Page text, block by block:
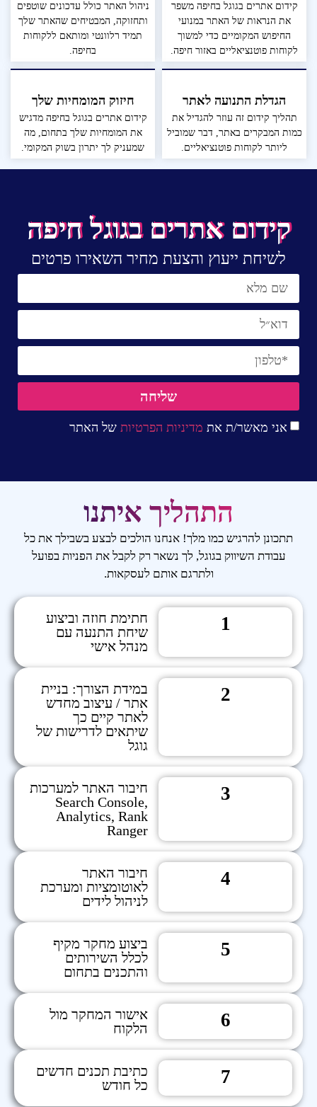
קידום אתרים בגוגל בחיפה משפר
את הנראות של האתר במנועי
החיפוש המקומיים כדי למשוך
לקוחות פוטנציאליים באזור חיפה.
ניהול האתר כולל עדכונים שוטפים
ותחזוקה, המבטיחים שהאתר שלך
תמיד רלוונטי ומותאם ללקוחות
בחיפה.
הגדלת התנועה לאתר
תהליך קידום זה עוזר להגדיל את
כמות המבקרים באתר, דבר שמוביל
ליותר לקוחות פוטנציאליים.
חיזוק המומחיות שלך
קידום אתרים בגוגל בחיפה מדגיש
את המומחיות שלך בתחום, מה
שמעניק לך יתרון בשוק המקומי.
קידום אתרים בגוגל חיפה
לשיחת ייעוץ והצעת מחיר השאירו פרטים
אני מאשר/ת את מדיניות הפרטיות של האתר
שליחה
התהליך איתנו
תתכונן להרגיש כמו מלך! אנחנו הולכים לבצע בשבילך את כל
עבודת השיווק בגוגל, לך נשאר רק לקבל את הפניות בפועל
ולתרגם אותם לעסקאות.
1
חתימת חוזה וביצוע
שיחת התנעה עם
מנהל אישי
2
במידת הצורך: בניית
אתר / עיצוב מחדש
לאתר קיים כך
שיתאים לדרישות של
גוגל
3
חיבור האתר למערכות
Search Console,
Analytics, Rank
Ranger
4
חיבור האתר
לאוטומציות ומערכת
לניהול לידים
5
ביצוע מחקר מקיף
לכלל השירותים
והתכנים בתחום
6
אישור המחקר מול
הלקוח
7
כתיבת תכנים חדשים
כל חודש